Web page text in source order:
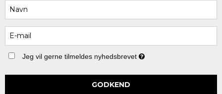
Jeg vil gerne tilmeldes nyhedsbrevet
GODKEND